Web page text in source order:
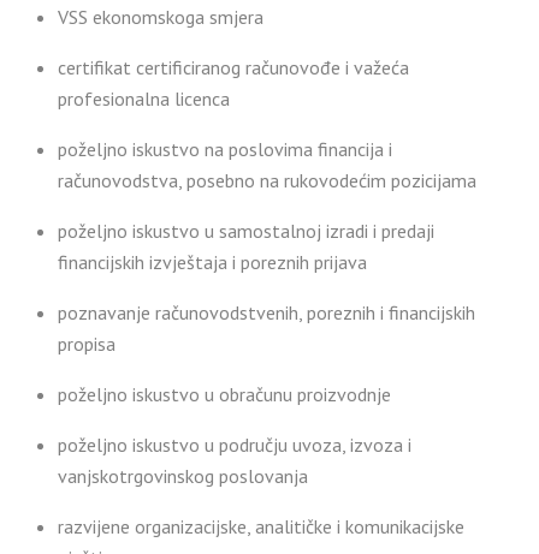
VSS ekonomskoga smjera
certifikat certificiranog računovođe i važeća
profesionalna licenca
poželjno iskustvo na poslovima financija i
računovodstva, posebno na rukovodećim pozicijama
poželjno iskustvo u samostalnoj izradi i predaji
financijskih izvještaja i poreznih prijava
poznavanje računovodstvenih, poreznih i financijskih
propisa
poželjno iskustvo u obračunu proizvodnje
poželjno iskustvo u području uvoza, izvoza i
vanjskotrgovinskog poslovanja
razvijene organizacijske, analitičke i komunikacijske